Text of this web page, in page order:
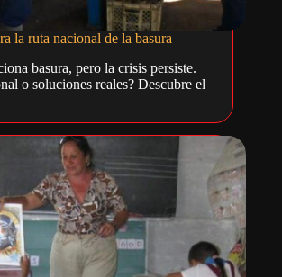
la ruta nacional de la basura
basura, pero la crisis persiste.
o soluciones reales? Descubre el